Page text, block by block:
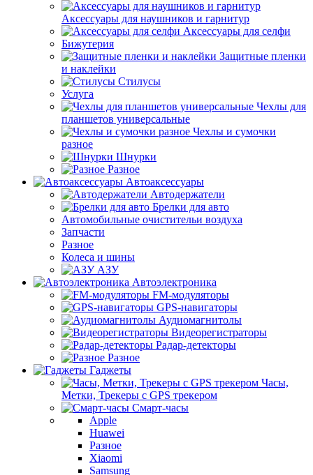
Аксессуары для наушников и гарнитур
Аксессуары для селфи
Бижутерия
Защитные пленки
и наклейки
Стилусы
Услуга
Чехлы для
планшетов универсальные
Чехлы и сумочки
разное
Шнурки
Разное
Автоаксессуары
Автодержатели
Брелки для авто
Автомобильные очистительи воздуха
Запчасти
Разное
Колеса и шины
АЗУ
Автоэлектроника
FM-модуляторы
GPS-навигаторы
Аудиомагнитолы
Видеорегистраторы
Радар-детекторы
Разное
Гаджеты
Часы,
Метки, Трекеры с GPS трекером
Смарт-часы
Apple
Huawei
Разное
Xiaomi
Samsung